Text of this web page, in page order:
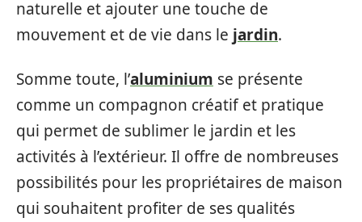
naturelle et ajouter une touche de
mouvement et de vie dans le jardin.
Somme toute, l’aluminium se présente
comme un compagnon créatif et pratique
qui permet de sublimer le jardin et les
activités à l’extérieur. Il offre de nombreuses
possibilités pour les propriétaires de maison
qui souhaitent profiter de ses qualités